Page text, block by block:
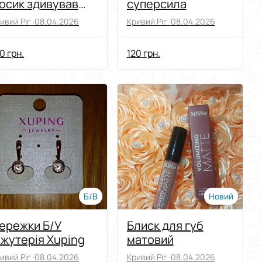
здивував
Липки
Ріг ·08.04.2026
грн.
суперсила
Кривий Ріг ·08.04.2026
120 грн.
Б/В
Б/У
Xuping
Ріг ·08.04.2026
Новий
Блиск для губ
матовий
Кривий Ріг ·08.04.2026